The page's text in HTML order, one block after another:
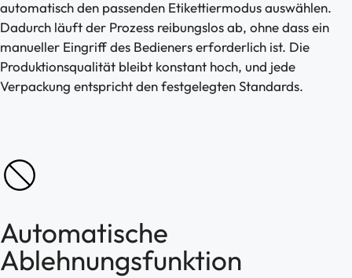
automatisch den passenden Etikettiermodus auswählen.
Dadurch läuft der Prozess reibungslos ab, ohne dass ein
manueller Eingriff des Bedieners erforderlich ist. Die
Produktionsqualität bleibt konstant hoch, und jede
Verpackung entspricht den festgelegten Standards.
Automatische
Ablehnungsfunktion